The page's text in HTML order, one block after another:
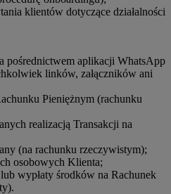
klientów dotyczące działalności
pośrednictwem aplikacji WhatsApp
linków, załączników ani
Pieniężnym (rachunku
realizacją Transakcji na
(na rachunku rzeczywistym);
osobowych Klienta;
wypłaty środków na Rachunek